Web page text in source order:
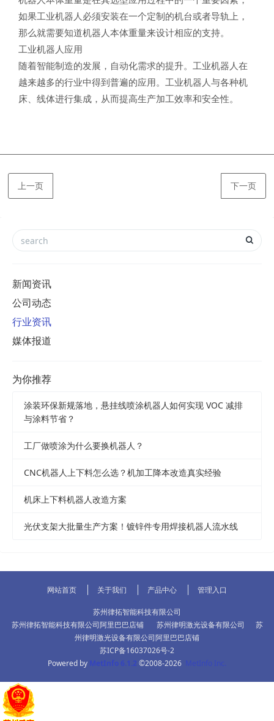
如果工业机器人必须安装在一个定制的机台或者导轨上，
那么就需要知道机器人本体重量来设计相应的支持。
工业机器人应用
随着智能制造的发展，自动化需求的提升。工业机器人在
越来越多的行业中得到普遍的应用。工业机器人与各种机
床、线体进行集成，从而提高生产加工效率和安全性。
上一页 下一页
新闻资讯
公司动态
行业资讯
媒体报道
为你推荐
涂装环保新规落地，悬挂线喷涂机器人如何实现 VOC 减排
与涂料节省？
工厂做喷涂为什么要换机器人？
CNC机器人上下料怎么选？机加工降本改造真实经验
机床上下料机器人改造方案
光伏支架大批量生产方案！镀锌件专用焊接机器人流水线
网站首页 关于我们 产品中心 管理入口
苏州律拓智能科技有限公司
苏州律拓智能科技有限公司阿里巴巴店铺
苏州律明激光设备有限公司
苏
州律明激光设备有限公司阿里巴巴店铺
苏ICP备16037026号-2
Powered by MetInfo 6.1.2 ©2008-2026 MetInfo Inc.